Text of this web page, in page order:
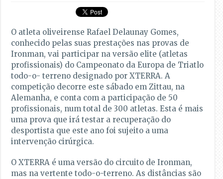
O atleta oliveirense Rafael Delaunay Gomes,
conhecido pelas suas prestações nas provas de
Ironman, vai participar na versão elite (atletas
profissionais) do Campeonato da Europa de Triatlo
todo-o- terreno designado por XTERRA. A
competição decorre este sábado em Zittau, na
Alemanha, e conta com a participação de 50
profissionais, num total de 300 atletas. Esta é mais
uma prova que irá testar a recuperação do
desportista que este ano foi sujeito a uma
intervenção cirúrgica.
O XTERRA é uma versão do circuito de Ironman,
mas na vertente todo-o-terreno. As distâncias são